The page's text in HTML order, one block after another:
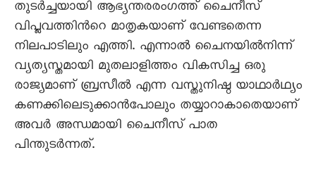
തുടര്‍ച്ചയായി ആഭ്യന്തരരംഗത്ത് ചൈനീസ്
വിപ്ലവത്തിന്‍റെ മാതൃകയാണ് വേണ്ടതെന്ന
നിലപാടിലും എത്തി. എന്നാല്‍ ചൈനയില്‍നിന്ന്
വ്യത്യസ്തമായി മുതലാളിത്തം വികസിച്ച ഒരു
രാജ്യമാണ് ബ്രസീല്‍ എന്ന വസ്തുനിഷ്ഠ യാഥാര്‍ഥ്യം
കണക്കിലെടുക്കാന്‍പോലും തയ്യാറാകാതെയാണ്
അവര്‍ അന്ധമായി ചൈനീസ് പാത
പിന്തുടര്‍ന്നത്.